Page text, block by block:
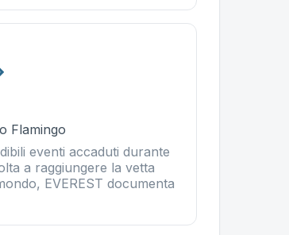
Flamingo
eventi accaduti durante
a raggiungere la vetta
EVEREST documenta